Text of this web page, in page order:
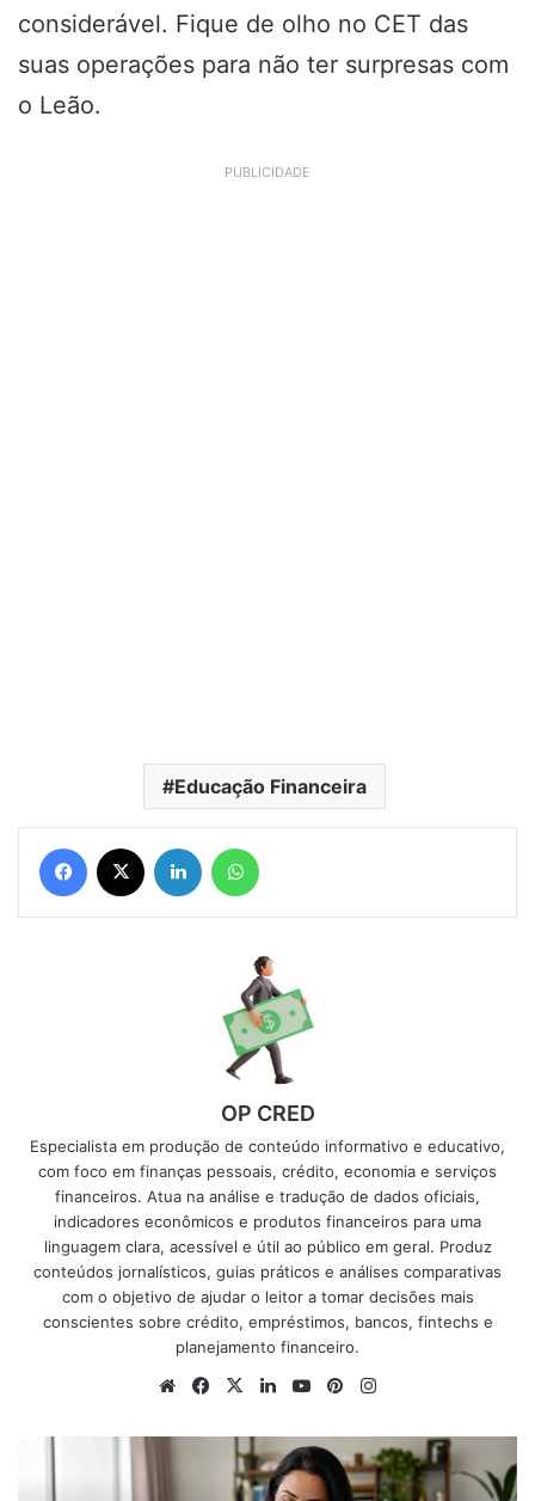
considerável. Fique de olho no CET das
suas operações para não ter surpresas com
o Leão.
PUBLICIDADE
Educação Financeira
Facebook Linkedin
OP CRED
Especialista em produção de conteúdo informativo e educativo,
com foco em finanças pessoais, crédito, economia e serviços
financeiros. Atua na análise e tradução de dados oficiais,
indicadores econômicos e produtos financeiros para uma
linguagem clara, acessível e útil ao público em geral. Produz
conteúdos jornalísticos, guias práticos e análises comparativas
com o objetivo de ajudar o leitor a tomar decisões mais
conscientes sobre crédito, empréstimos, bancos, fintechs e
planejamento financeiro.
WebsiteFacebook
X LinkedinYouTubePinterest